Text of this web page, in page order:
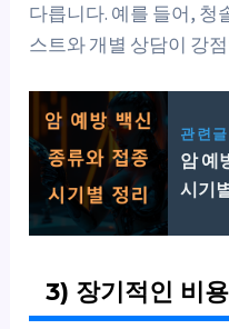
다릅니다. 예를 들어, 청
스트와 개별 상담이 강
관련글
암 예
시기
3) 장기적인 비